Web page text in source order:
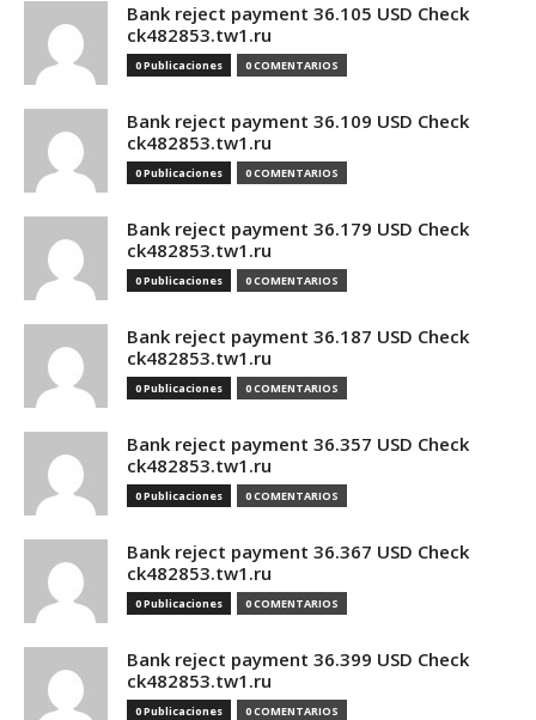
Bank reject payment 36.105 USD Check
ck482853.tw1.ru
0 Publicaciones 0 COMENTARIOS
Bank reject payment 36.109 USD Check
ck482853.tw1.ru
0 Publicaciones 0 COMENTARIOS
Bank reject payment 36.179 USD Check
ck482853.tw1.ru
0 Publicaciones 0 COMENTARIOS
Bank reject payment 36.187 USD Check
ck482853.tw1.ru
0 Publicaciones 0 COMENTARIOS
Bank reject payment 36.357 USD Check
ck482853.tw1.ru
0 Publicaciones 0 COMENTARIOS
Bank reject payment 36.367 USD Check
ck482853.tw1.ru
0 Publicaciones 0 COMENTARIOS
Bank reject payment 36.399 USD Check
ck482853.tw1.ru
0 Publicaciones 0 COMENTARIOS